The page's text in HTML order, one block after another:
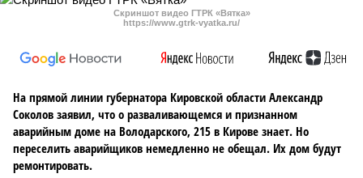
Скриншот видео ГТРК «Вятка»
https://www.gtrk-vyatka.ru/
На прямой линии губернатора Кировской области Александр
Соколов заявил, что о разваливающемся и признанном
аварийным доме на Володарского, 215 в Кирове знает. Но
переселить аварийщиков немедленно не обещал. Их дом будут
ремонтировать.